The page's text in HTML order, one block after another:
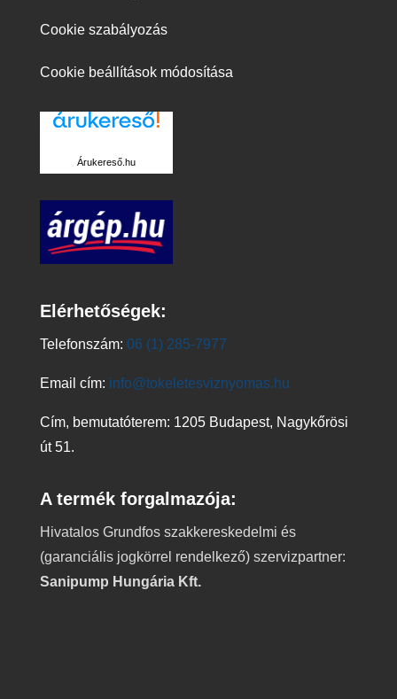
Cookie szabályozás
Cookie beállítások módosítása
Árukereső.hu
Elérhetőségek:
Telefonszám: 06 (1) 285-7977
Email cím: info@tokeletesviznyomas.hu
Cím, bemutatóterem: 1205 Budapest, Nagykőrösi
út 51.
A termék forgalmazója:
Hivatalos Grundfos szakkereskedelmi és
(garanciális jogkörrel rendelkező) szervizpartner:
Sanipump Hungária Kft.